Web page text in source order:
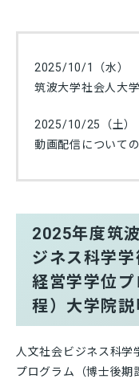
2025/10/1（水）
筑波大学社会人大
2025/10/25（土）
動画配信について
2025年度筑
ジネス科学
経営学学位
程）大学院
人文社会ビジネス科学
プログラム（博士後期